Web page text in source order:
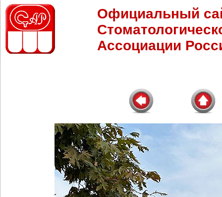
Официальный
Ассоциации